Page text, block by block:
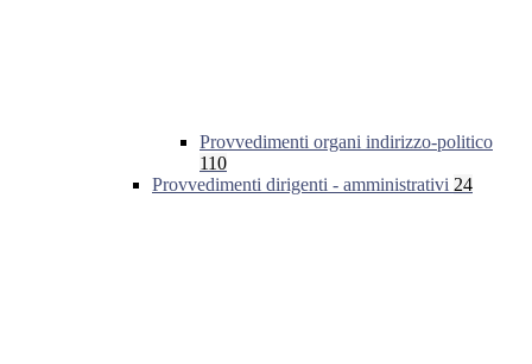
Provvedimenti organi indirizzo-politico
110
Provvedimenti dirigenti - amministrativi 24